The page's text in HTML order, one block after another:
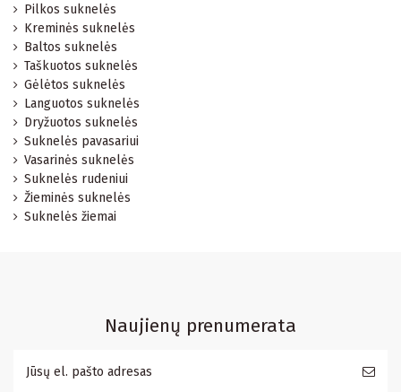
Pilkos suknelės
Kreminės suknelės
Baltos suknelės
Taškuotos suknelės
Gėlėtos suknelės
Languotos suknelės
Dryžuotos suknelės
Suknelės pavasariui
Vasarinės suknelės
Suknelės rudeniui
Žieminės suknelės
Suknelės žiemai
Naujienų prenumerata